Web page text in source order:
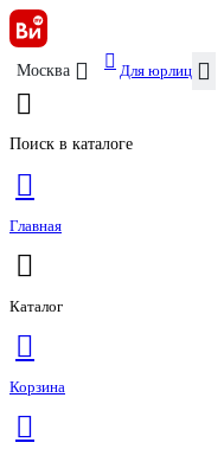
Москва Для юрлиц
Поиск в каталоге
Главная
Каталог
Корзина